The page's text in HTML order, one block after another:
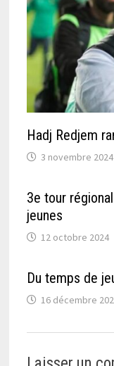
Hadj Redjem
3 novembre 2024
3e tour
jeunes
12 octobre 2024
Du temps de
16 décembre